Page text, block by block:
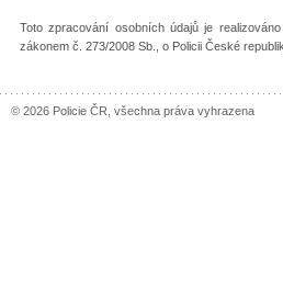
Toto zpracování osobních údajů je
zákonem č. 273/2008 Sb., o Policii České
© 2026 Policie ČR, všechna práva vyhrazena